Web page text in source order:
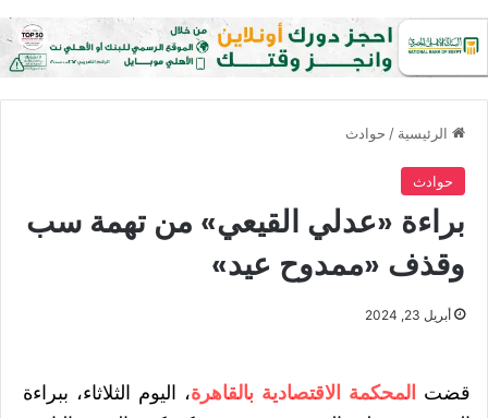
الرئيسية / حوادث
حوادث
براءة «عدلي القيعي» من تهمة سب
وقذف «ممدوح عيد»
أبريل 23, 2024
قضت المحكمة الاقتصادية بالقاهرة، اليوم الثلاثاء، ببراءة